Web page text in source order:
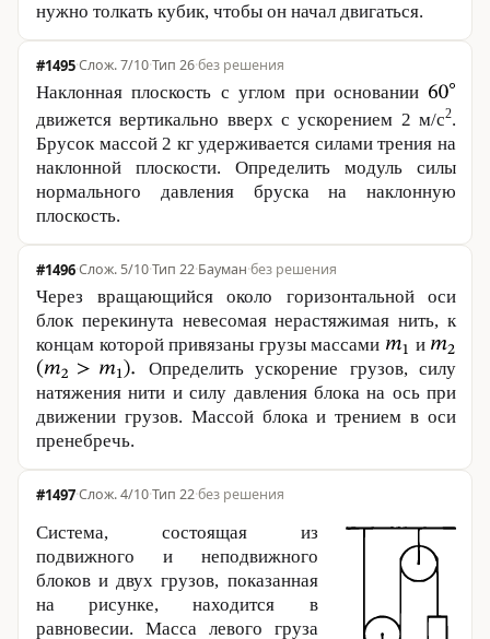
нужно толкать кубик, чтобы он начал двигаться.
#1495· 7/10·Тип 26·без решения
Наклонная плоскость с углом при основании
движется вертикально вверх с ускорением 2 м/с2.
Брусок массой 2 кгудерживается силами трения на
наклонной плоскости. Определить модуль силы
нормального давления бруска на наклонную
плоскость.
#1496· 5/10·Тип 22·Бауман·без решения
Через вращающийся около горизонтальной оси
блок перекинута невесомая нерастяжимая нить, к
концам которой привязаны грузы массами
и
Определить ускорение грузов, силу
натяжения нити и силу давления блока на ось при
движении грузов. Массой блока и трением в оси
пренебречь.
#1497· 4/10·Тип 22·без решения
Система, состоящая из
подвижного и неподвижного
блоков и двух грузов, показанная
на рисунке, находится в
равновесии. Масса левого груза